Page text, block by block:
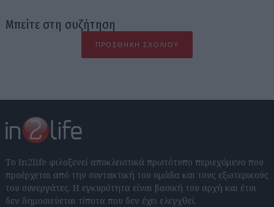
Μπείτε στη συζήτηση
ΠΡΟΣΘΉΚΗ ΣΧΟΛΊΟΥ
Το In2life φιλοξενεί αποκλειστικά πρωτότυπο περιεχόμενο που
προέρχεται από την συντακτική του ομάδα και τους εξωτερικούς
του συνεργάτες. Η εγκυρότητα είναι βασική του αρχή και έτσι
δεν δημοσιεύεται τίποτα που δεν έχει ελεγχθεί.